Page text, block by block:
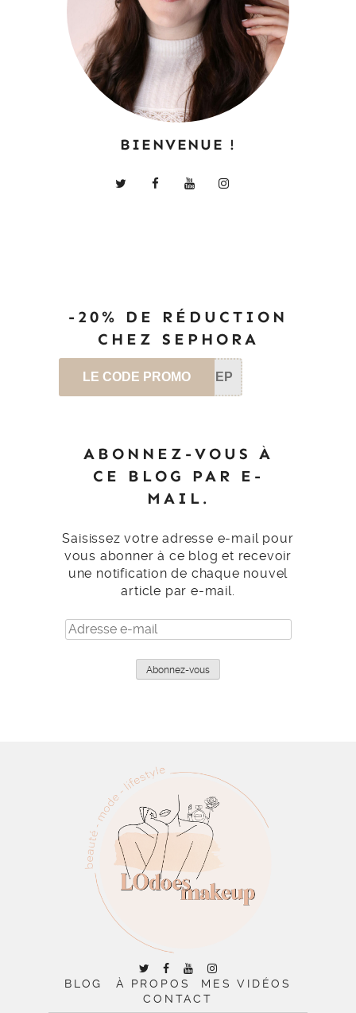
BIENVENUE !
-20% DE RÉDUCTION
CHEZ SEPHORA
LE CODE PROMO SEP
ABONNEZ-VOUS À
CE BLOG PAR E-
MAIL.
Saisissez votre adresse e-mail pour
vous abonner à ce blog et recevoir
une notification de chaque nouvel
article par e-mail.
Adresse
e-
Abonnez-vous
BLOG À PROPOS
MES VIDÉOS
CONTACT